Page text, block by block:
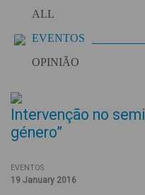
ALL
EVENTOS
OPINIÃO
Intervenção no
género”
EVENTOS
19 January 2016